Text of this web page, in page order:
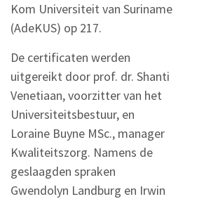
Kom Universiteit van Suriname
(AdeKUS) op 217.
De certificaten werden
uitgereikt door prof. dr. Shanti
Venetiaan, voorzitter van het
Universiteitsbestuur, en
Loraine Buyne MSc., manager
Kwaliteitszorg. Namens de
geslaagden spraken
Gwendolyn Landburg en Irwin